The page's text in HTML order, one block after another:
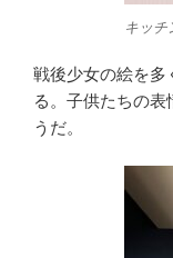
キッ
戦後少女の絵を多
る。子供たちの
うだ。